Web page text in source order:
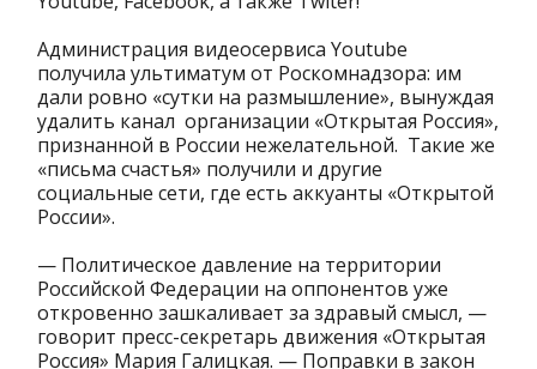
Администрация видеосервиса Youtube
получила ультиматум от Роскомнадзора: им
дали ровно «сутки на размышление», вынуждая
удалить канал организации «Открытая Россия»,
признанной в России нежелательной. Такие же
«письма счастья» получили и другие
социальные сети, где есть аккуанты «Открытой
России».
— Политическое давление на территории
Российской Федерации на оппонентов уже
откровенно зашкаливает за здравый смысл, —
говорит пресс-секретарь движения «Открытая
Россия» Мария Галицкая. — Поправки в закон